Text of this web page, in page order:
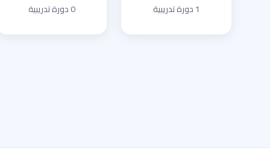
1 دورة تدريبية 0 دورة تدريبية